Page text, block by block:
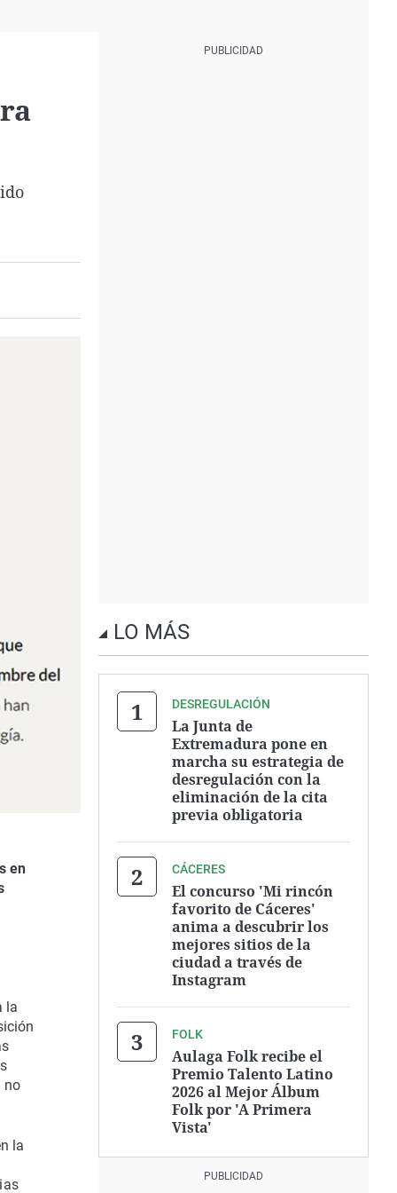
en
la
no
la
LO MÁS
DESREGULACIÓN
La Junta de
Extremadura pone en
marcha su estrategia de
desregulación con la
eliminación de la cita
previa obligatoria
CÁCERES
El concurso 'Mi rincón
favorito de Cáceres'
anima a descubrir los
mejores sitios de la
ciudad a través de
Instagram
FOLK
Aulaga Folk recibe el
Premio Talento Latino
2026 al Mejor Álbum
Folk por 'A Primera
Vista'